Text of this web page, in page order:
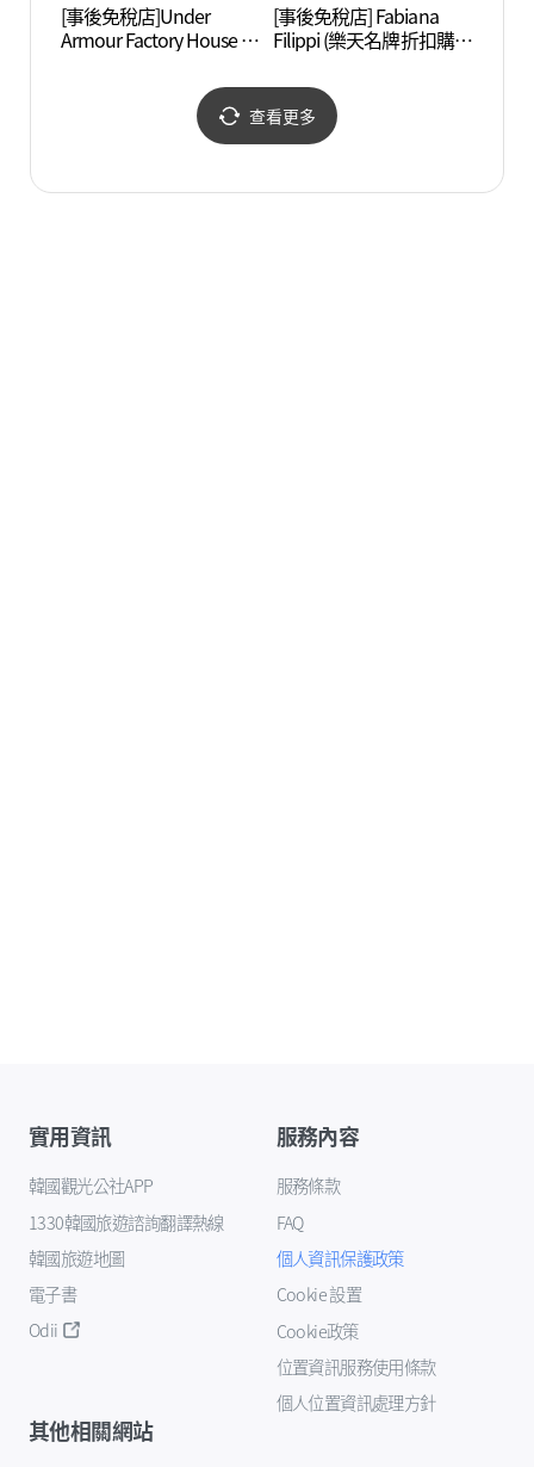
[事後免稅店]Under
Armour Factory House 樂
山店(언더아머 팩토리 하
우스 롯데프리미엄아울
[事後免稅店] Fabiana
Filippi (樂天名牌折扣購物
필리피 롯데프리미엄아
울렛 동부산점)
查看更多
實用資訊
韓國觀光公社APP
1330韓國旅遊諮詢翻譯熱線
韓國旅遊地圖
電子書
Odii
服務內容
服務條款
FAQ
個人資訊保護政策
Cookie 設置
Cookie政策
位置資訊服務使用條款
個人位置資訊處理方針
其他相關網站